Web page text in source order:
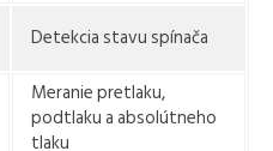
Detekcia stavu spínača
Meranie pretlaku,
podtlaku a absolútneho
tlaku